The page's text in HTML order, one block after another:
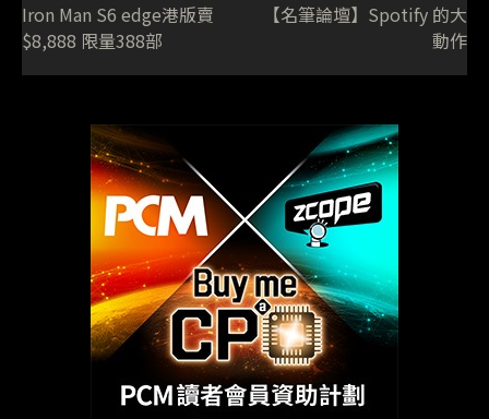
Iron Man S6 edge港版賣
$8,888 限量388部
【名筆論壇】Spotify 的大
動作